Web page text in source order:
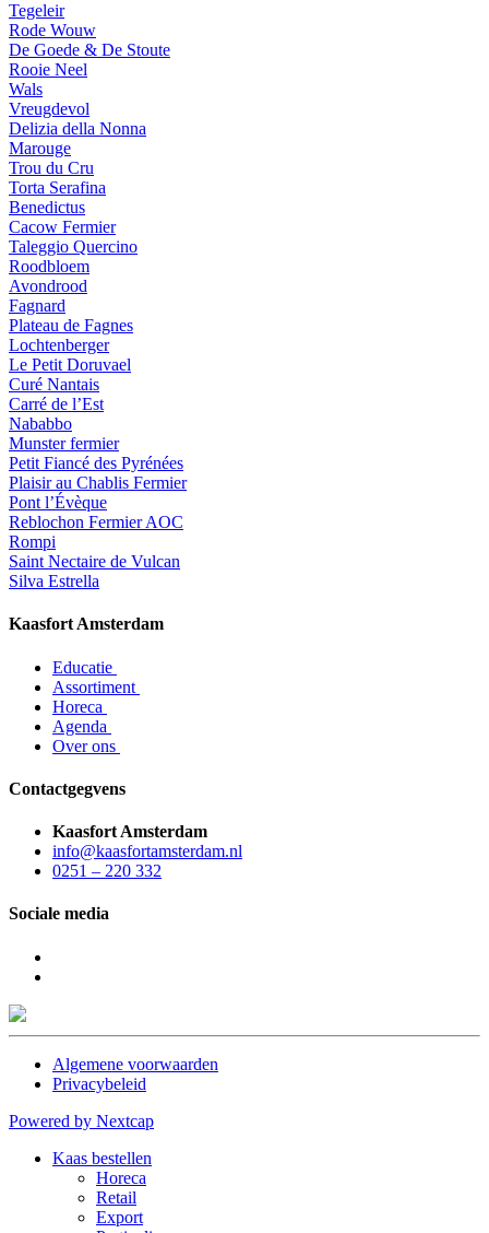
Tegeleir
Rode Wouw
De Goede & De Stoute
Rooie Neel
Wals
Vreugdevol
Delizia della Nonna
Marouge
Trou du Cru
Torta Serafina
Benedictus
Cacow Fermier
Taleggio Quercino
Roodbloem
Avondrood
Fagnard
Plateau de Fagnes
Lochtenberger
Le Petit Doruvael
Curé Nantais
Carré de l’Est
Nababbo
Munster fermier
Petit Fiancé des Pyrénées
Plaisir au Chablis Fermier
Pont l’Évèque
Reblochon Fermier AOC
Rompi
Saint Nectaire de Vulcan
Silva Estrella
Kaasfort Amsterdam
Educatie
Assortiment
Horeca
Agenda
Over ons
Contactgegvens
Kaasfort Amsterdam
info@kaasfortamsterdam.nl
0251 – 220 332
Sociale media
Algemene voorwaarden
Privacybeleid
Powered by Nextcap
Kaas bestellen
Horeca
Retail
Export